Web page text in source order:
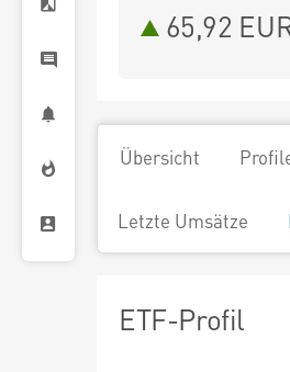
65,92
Übersicht
Letzte Umsätze
ETF-Profil